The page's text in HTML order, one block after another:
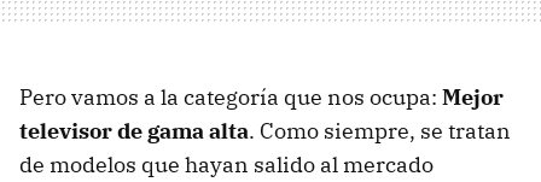
Pero vamos a la categoría que nos ocupa: Mejor
televisor de gama alta. Como siempre, se tratan
de modelos que hayan salido al mercado